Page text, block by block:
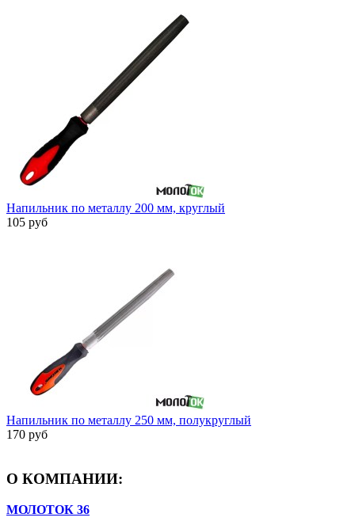
Напильник по металлу 200 мм, круглый
105 руб
Напильник по металлу 250 мм, полукруглый
170 руб
О КОМПАНИИ:
МОЛОТОК 36